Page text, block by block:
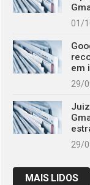
01/
em
29/
29/
MAIS LIDOS